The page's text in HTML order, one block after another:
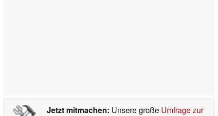
Jetzt mitmachen: Unsere große Umfrage zur